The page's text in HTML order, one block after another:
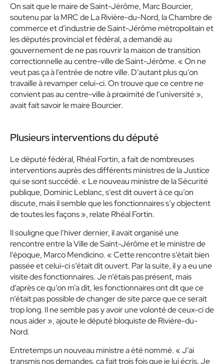
On sait que le maire de Saint-Jérôme, Marc Bourcier,
soutenu par la MRC de La Rivière-du-Nord, la Chambre de
commerce et d’industrie de Saint-Jérôme métropolitain et
les députés provincial et fédéral, a demandé au
gouvernement de ne pas rouvrir la maison de transition
correctionnelle au centre-ville de Saint-Jérôme. « On ne
veut pas ça à l’entrée de notre ville. D’autant plus qu’on
travaille à revamper celui-ci. On trouve que ce centre ne
convient pas au centre-ville à proximité de l’université »,
avait fait savoir le maire Bourcier.
Plusieurs interventions du député
Le député fédéral, Rhéal Fortin, a fait de nombreuses
interventions auprès des différents ministres de la Justice
qui se sont succédé. « Le nouveau ministre de la Sécurité
publique, Dominic Leblanc, s’est dit ouvert à ce qu’on
discute, mais il semble que les fonctionnaires s’y objectent
de toutes les façons », relate Rhéal Fortin.
Il souligne que l’hiver dernier, il avait organisé une
rencontre entre la Ville de Saint-Jérôme et le ministre de
l’époque, Marco Mendicino. « Cette rencontre s’était bien
passée et celui-ci s’était dit ouvert. Par la suite, il y a eu une
visite des fonctionnaires. Je n’étais pas présent, mais
d’après ce qu’on m’a dit, les fonctionnaires ont dit que ce
n’était pas possible de changer de site parce que ce serait
trop long. Il ne semble pas y avoir une volonté de ceux-ci de
nous aider », ajoute le député bloquiste de Rivière-du-
Nord.
Entretemps un nouveau ministre a été nommé. « J’ai
transmis nos demandes, ça fait trois fois que je lui écris. Je